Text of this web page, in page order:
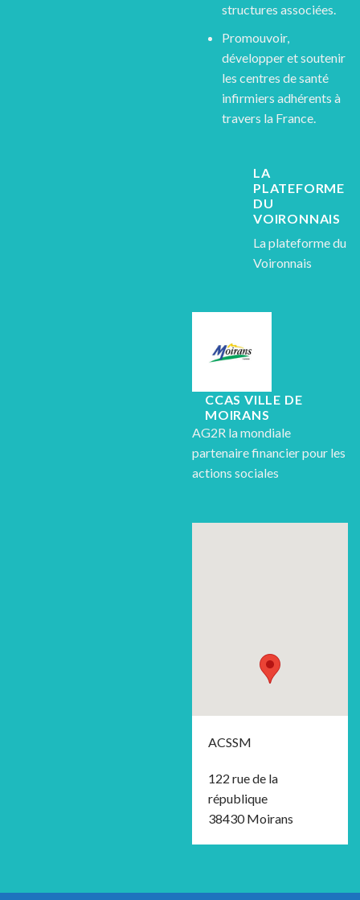
structures associées.
Promouvoir,
développer et soutenir
les centres de santé
infirmiers adhérents à
travers la France.
LA
PLATEFORME
DU
VOIRONNAIS
La plateforme du
Voironnais
CCAS VILLE DE
MOIRANS
AG2R la mondiale
partenaire financier pour les
actions sociales
ACSSM
122 rue de la
république
38430 Moirans